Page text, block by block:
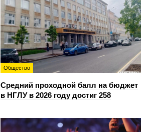
Общество
Средний проходной балл на бюджет
в НГЛУ в 2026 году достиг 258